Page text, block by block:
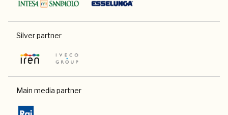
Silver partner
Main media partner